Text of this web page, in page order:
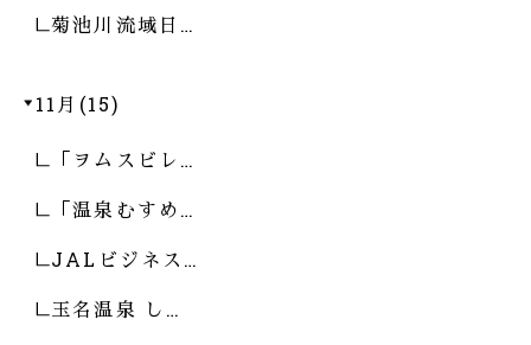
菊池川流域日…
11月(15)
「ヲムスビレ…
「温泉むすめ…
JALビジネス…
玉名温泉 し…